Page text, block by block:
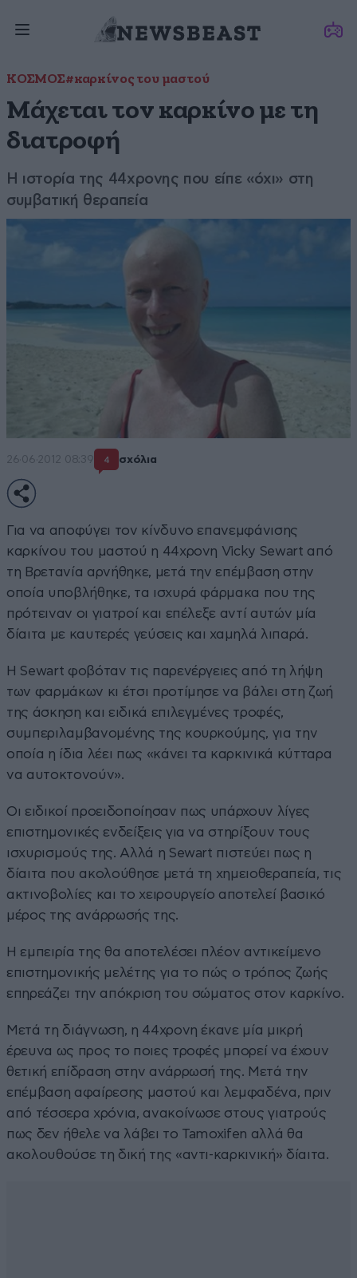
ΚΟΣΜΟΣ#καρκίνος του μαστού
Μάχεται τον καρκίνο με τη
διατροφή
Η ιστορία της 44χρονης που είπε «όχι» στη
συμβατική θεραπεία
26·06·2012 08:39 4 σχόλια
Για να αποφύγει τον κίνδυνο επανεμφάνισης
καρκίνου του μαστού η 44χρονη Vicky Sewart από
τη Βρετανία αρνήθηκε, μετά την επέμβαση στην
οποία υποβλήθηκε, τα ισχυρά φάρμακα που της
πρότειναν οι γιατροί και επέλεξε αντί αυτών μία
δίαιτα με καυτερές γεύσεις και χαμηλά λιπαρά.
Η Sewart φοβόταν τις παρενέργειες από τη λήψη
των φαρμάκων κι έτσι προτίμησε να βάλει στη ζωή
της άσκηση και ειδικά επιλεγμένες τροφές,
συμπεριλαμβανομένης της κουρκούμης, για την
οποία η ίδια λέει πως «κάνει τα καρκινικά κύτταρα
να αυτοκτονούν».
Οι ειδικοί προειδοποίησαν πως υπάρχουν λίγες
επιστημονικές ενδείξεις για να στηρίξουν τους
ισχυρισμούς της. Αλλά η Sewart πιστεύει πως η
δίαιτα που ακολούθησε μετά τη χημειοθεραπεία, τις
ακτινοβολίες και το χειρουργείο αποτελεί βασικό
μέρος της ανάρρωσής της.
Η εμπειρία της θα αποτελέσει πλέον αντικείμενο
επιστημονικής μελέτης για το πώς ο τρόπος ζωής
επηρεάζει την απόκριση του σώματος στον καρκίνο.
Μετά τη διάγνωση, η 44χρονη έκανε μία μικρή
έρευνα ως προς το ποιες τροφές μπορεί να έχουν
θετική επίδραση στην ανάρρωσή της. Μετά την
επέμβαση αφαίρεσης μαστού και λεμφαδένα, πριν
από τέσσερα χρόνια, ανακοίνωσε στους γιατρούς
πως δεν ήθελε να λάβει το Tamoxifen αλλά θα
ακολουθούσε τη δική της «αντι-καρκινική» δίαιτα.